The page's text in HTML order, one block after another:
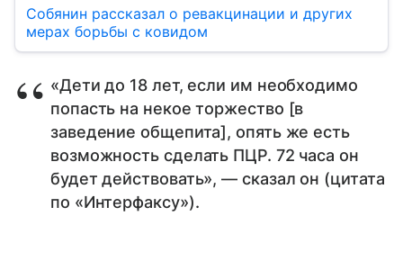
Собянин рассказал о ревакцинации и других
мерах борьбы с ковидом
«Дети до 18 лет, если им необходимо
попасть на некое торжество [в
заведение общепита], опять же есть
возможность сделать ПЦР. 72 часа он
будет действовать», — сказал он (цитата
по «Интерфаксу»).